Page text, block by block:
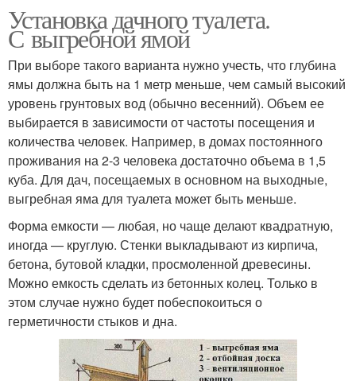
Установка дачного туалета.
С выгребной ямой
При выборе такого варианта нужно учесть, что глубина
ямы должна быть на 1 метр меньше, чем самый высокий
уровень грунтовых вод (обычно весенний). Объем ее
выбирается в зависимости от частоты посещения и
количества человек. Например, в домах постоянного
проживания на 2-3 человека достаточно объема в 1,5
куба. Для дач, посещаемых в основном на выходные,
выгребная яма для туалета может быть меньше.
Форма емкости — любая, но чаще делают квадратную,
иногда — круглую. Стенки выкладывают из кирпича,
бетона, бутовой кладки, просмоленной древесины.
Можно емкость сделать из бетонных колец. Только в
этом случае нужно будет побеспокоиться о
герметичности стыков и дна.